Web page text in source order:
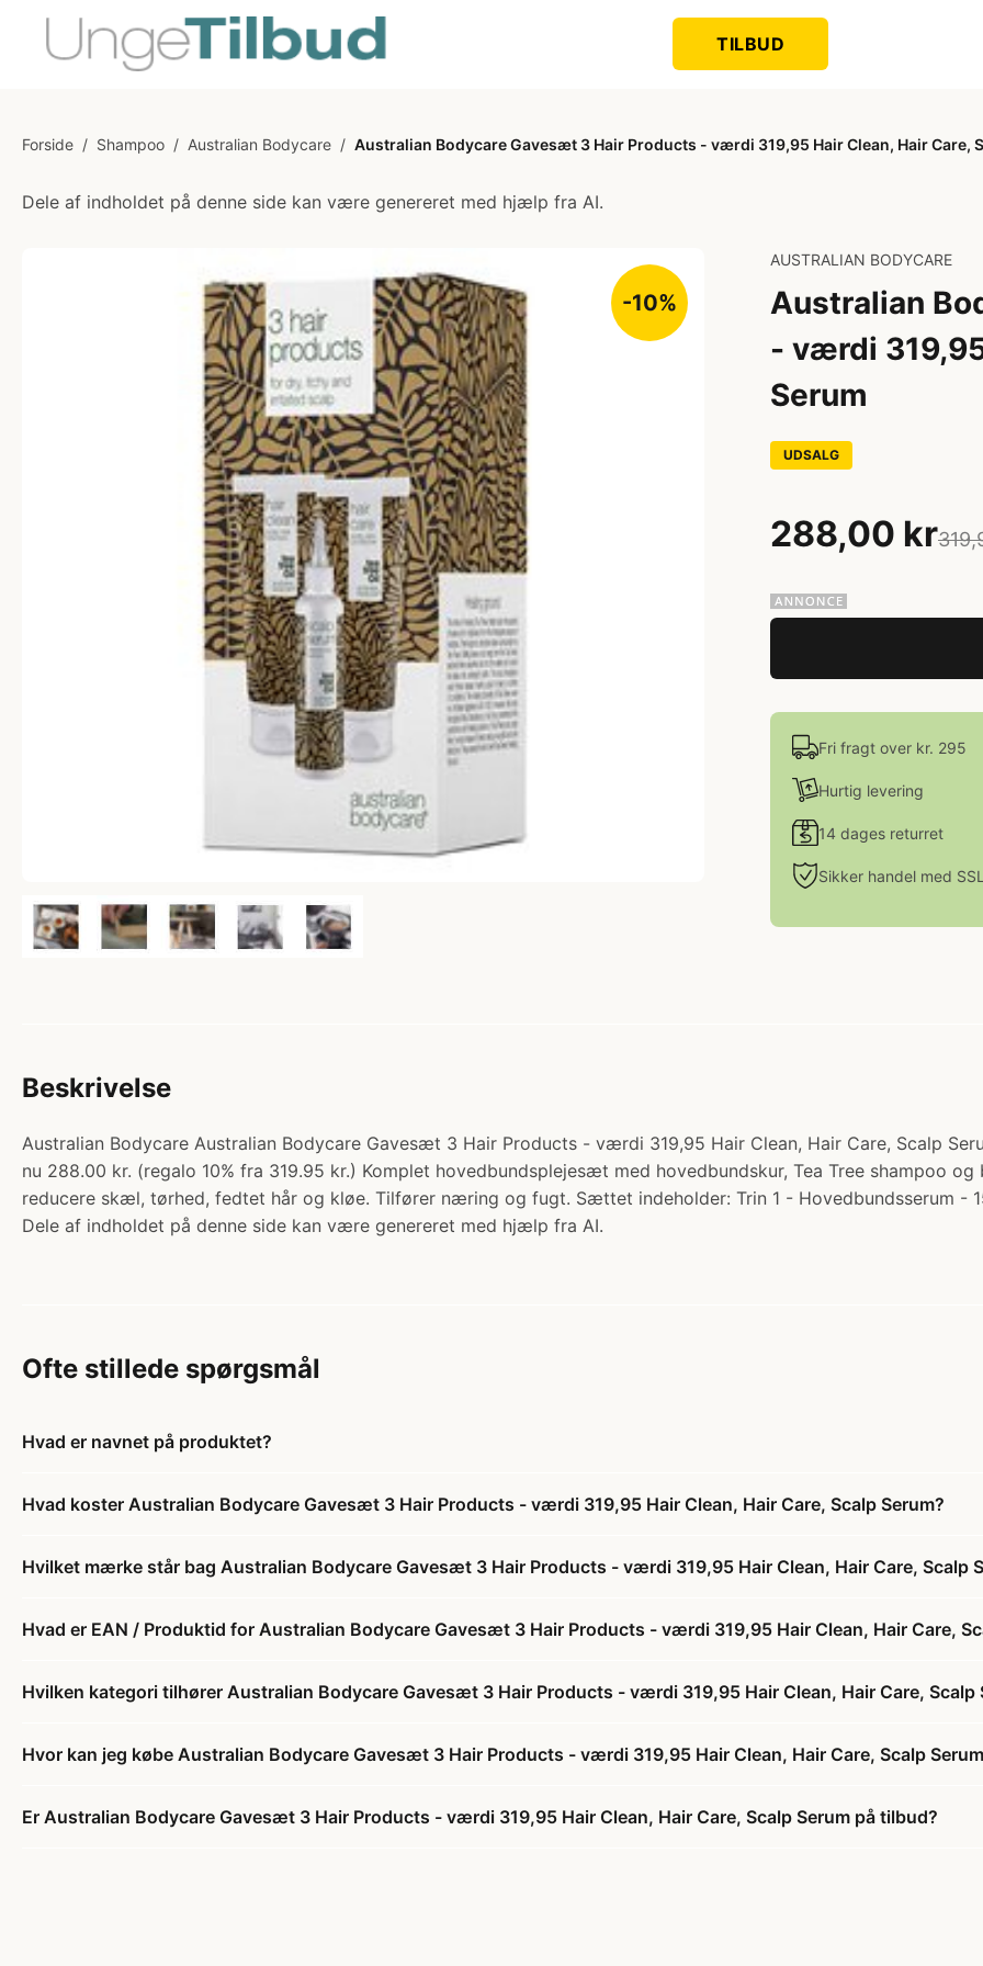
TILBUD
Forside / Shampoo / Australian Bodycare / Australian Bodycare Gavesæt 3 Hair Products - værdi 319,95 Hair Clean, Hair Care,
Dele af indholdet på denne side kan være genereret med hjælp fra AI.
-10%
AUSTRALIAN BODYCARE
Australian
- værdi
Serum
UDSALG
288,00 kr
Fri fragt over kr. 295
Hurtig levering
14 dages returret
Sikker handel med SSL
Beskrivelse
Australian Bodycare Australian Bodycare Gavesæt 3 Hair Products - værdi 319,95 Hair Clean, Hair Care, Scalp
nu 288.00 kr. (regalo 10% fra 319.95 kr.) Komplet hovedbundsplejesæt med hovedbundskur, Tea Tree shampoo
reducere skæl, tørhed, fedtet hår og kløe. Tilfører næring og fugt. Sættet indeholder: Trin 1 - Hovedbundsserum -
Dele af indholdet på denne side kan være genereret med hjælp fra AI.
Ofte stillede spørgsmål
Hvad er navnet på produktet?
Hvad koster Australian Bodycare Gavesæt 3 Hair Products - værdi 319,95 Hair Clean, Hair Care, Scalp Serum?
Hvilket mærke står bag Australian Bodycare Gavesæt 3 Hair Products - værdi 319,95 Hair Clean, Hair Care, Scalp
Hvad er EAN / Produktid for Australian Bodycare Gavesæt 3 Hair Products - værdi 319,95 Hair Clean, Hair Care,
Hvilken kategori tilhører Australian Bodycare Gavesæt 3 Hair Products - værdi 319,95 Hair Clean, Hair Care, Scalp
Hvor kan jeg købe Australian Bodycare Gavesæt 3 Hair Products - værdi 319,95 Hair Clean, Hair Care, Scalp
Er Australian Bodycare Gavesæt 3 Hair Products - værdi 319,95 Hair Clean, Hair Care, Scalp Serum på tilbud?